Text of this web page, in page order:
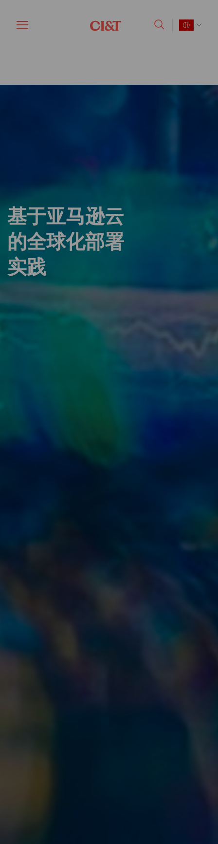
to
main
基于亚马逊云
的全球化部署
实践